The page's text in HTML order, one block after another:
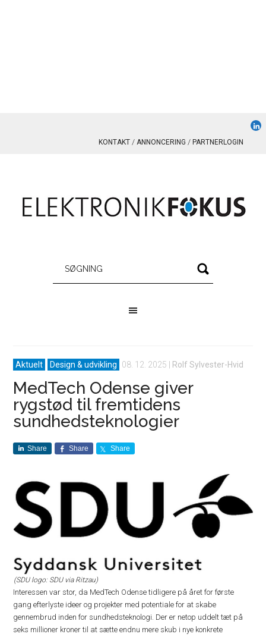
KONTAKT ANNONCERING PARTNERLOGIN
Aktuelt Design & udvikling 08. 12. 2025 Rolf Sylvester-Hvid
MedTech Odense giver
rygstød til fremtidens
sundhedsteknologier
Share Share Share
(SDU logo: SDU via Ritzau)
Interessen var stor, da MedTech Odense tidligere på året for første
gang efterlyste ideer og projekter med potentiale for at skabe
gennembrud inden for sundhedsteknologi. Der er netop uddelt tæt på
seks millioner kroner til at sætte endnu mere skub i nye konkrete